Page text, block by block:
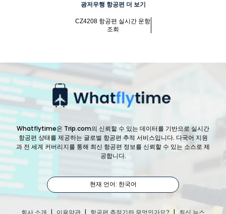
광저우행 항공편 더 보기
CZ4208 항공편 실시간 운항
조회
Whatflytime은 Trip.com의 신뢰할 수 있는 데이터를 기반으로 실시간
항공편 상태를 제공하는 글로벌 항공편 추적 서비스입니다. 다국어 지원
과 전 세계 커버리지를 통해 최신 항공편 정보를 신뢰할 수 있는 소스로 제
공합니다.
현재 언어: 한국어
회사 소개 | 이용약관 | 항공편 추적기란 무엇인가요? | 최신 뉴스